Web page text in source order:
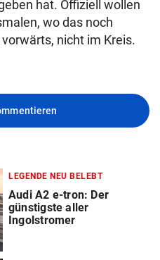
hat. Offiziell wollen
wo das noch
nicht im Kreis.
LEGENDE NEU BELEBT
Audi A2 e-tron: Der
günstigste aller
Ingolstromer